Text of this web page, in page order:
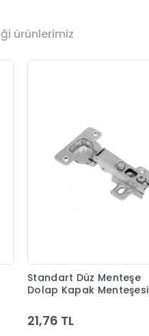
ürünlerimiz
Standart Düz Menteşe
Dolap Kapak Menteşesi
21,76 TL